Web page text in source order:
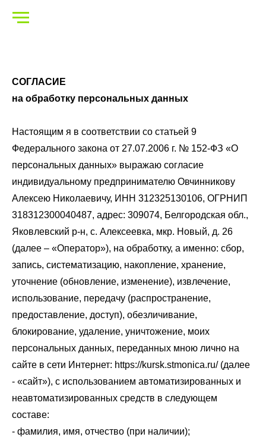
СОГЛАСИЕ
на обработку персональных данных
Настоящим я в соответствии со статьей 9
Федерального закона от 27.07.2006 г. № 152-ФЗ «О
персональных данных» выражаю согласие
индивидуальному предпринимателю Овчинникову
Алексею Николаевичу, ИНН 312325130106, ОГРНИП
318312300040487, адрес: 309074, Белгородская обл.,
Яковлевский р-н, с. Алексеевка, мкр. Новый, д. 26
(далее – «Оператор»), на обработку, а именно: сбор,
запись, систематизацию, накопление, хранение,
уточнение (обновление, изменение), извлечение,
использование, передачу (распространение,
предоставление, доступ), обезличивание,
блокирование, удаление, уничтожение, моих
персональных данных, переданных мною лично на
сайте в сети Интернет: https://kursk.stmonica.ru/ (далее
- «сайт»), с использованием автоматизированных и
неавтоматизированных средств в следующем
составе:
- фамилия, имя, отчество (при наличии);